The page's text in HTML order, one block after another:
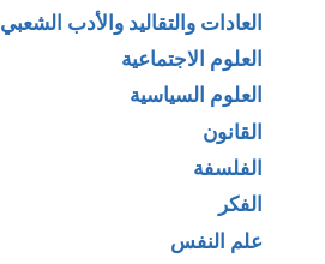
العادات والتقاليد والأدب الشعبي
العلوم الاجتماعية
العلوم السياسية
القانون
الفلسفة
الفكر
علم النفس